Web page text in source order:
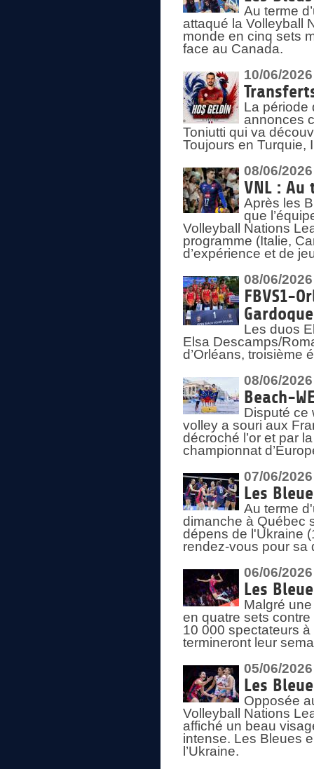
Au terme
attaqué la Volleyball
monde en cinq sets
face au Canada.
10/06/2026
La période
annonces
Toniutti qui va
Toujours en Turquie,
08/06/2026
VNL : Au
Après les
que
Volleyball Nations
programme (Italie,
d’expérience et de
08/06/2026
FBVS1-
Les duos
Elsa Descamps/
d’Orléans, troisième
08/06/2026
Beach-
Disputé ce
volley a souri aux
décroché l’or et par
championnat
07/06/2026
Les
Au terme
dimanche à Québec
dépens de l'Ukraine
rendez-vous pour sa
06/06/2026
Les
Malgré
en quatre sets
10 000 spectateurs
termineront leur
05/06/2026
Les
Opposée
Volleyball Nations
affiché un beau
intense. Les Bleues
l’Ukraine.